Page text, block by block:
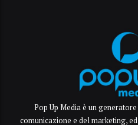
Pop Up Media è un
comunicazione e del marketing,